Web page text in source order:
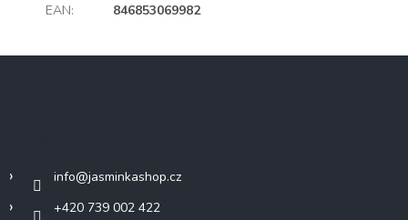
EAN: 846853069982
info@jasminkashop.cz
+420 739 002 422